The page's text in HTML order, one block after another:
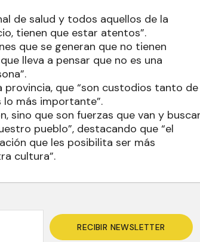
de salud y todos aquellos de la
tienen que estar atentos”.
que se generan que no tienen
lleva a pensar que no es una
que “son custodios tanto de
más importante”.
sino que son fuerzas que van y
pueblo”, destacando que “el
que les posibilita ser más
cultura”.
RECIBIR NEWSLETTER